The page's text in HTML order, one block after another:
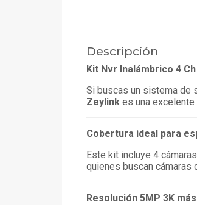
Descripción
Kit Nvr Inalámbrico 4
Si buscas un sistema de
Zeylink es una
Cobertura ideal para
Este kit incluye 4
quienes buscan cámaras
Resolución 5MP 3K